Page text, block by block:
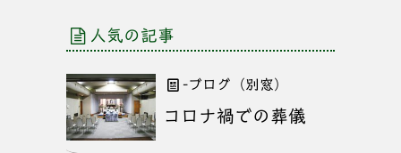
人気の記事
-ブログ（別窓）
コロナ禍での葬儀